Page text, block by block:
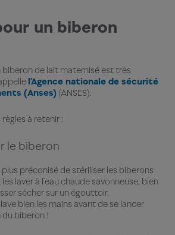
un biberon
biberon de lait maternisé est très
l’Agence nationale de sécurité
(Anses) (ANSES).
à retenir :
le biberon
plus préconisé de stériliser les biberons
laver à l’eau chaude savonneuse, bien
sécher sur un égouttoir.
bien les mains avant de se lancer
biberon !